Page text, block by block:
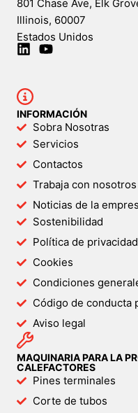
801 Chase Ave, Elk
Illinois, 60007
Estados Unidos
INFORMACIÓN
Sobra Nosotras
Servicios
Contactos
Trabaja con nosotros
Noticias de la
Sostenibilidad
Política de privacidad
Cookies
Condiciones
Código de conducta
Aviso legal
MAQUINARIA PARA LA
CALEFACTORES
Pines terminales
Corte de tubos